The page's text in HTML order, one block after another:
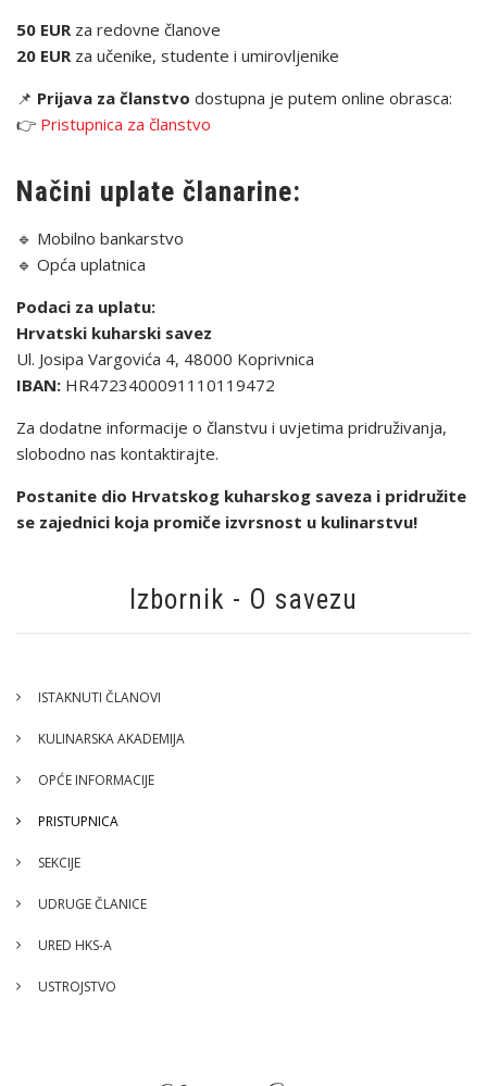
50 EURza redovne članove
20 EURza učenike, studente i umirovljenike
📌 Prijava za članstvo dostupna je putem online obrasca:
👉 Pristupnica za članstvo
Načini uplate članarine:
🔹 Mobilno bankarstvo
🔹 Opća uplatnica
Podaci za uplatu:
Hrvatski kuharski savez
Ul. Josipa Vargovića 4, 48000 Koprivnica
IBAN: HR4723400091110119472
Za dodatne informacije o članstvu i uvjetima pridruživanja,
slobodno nas kontaktirajte.
Postanite dio Hrvatskog kuharskog saveza i pridružite
se zajednici koja promiče izvrsnost u kulinarstvu!
Izbornik - O savezu
ISTAKNUTI ČLANOVI
KULINARSKA AKADEMIJA
OPĆE INFORMACIJE
PRISTUPNICA
SEKCIJE
UDRUGE ČLANICE
URED HKS-A
USTROJSTVO